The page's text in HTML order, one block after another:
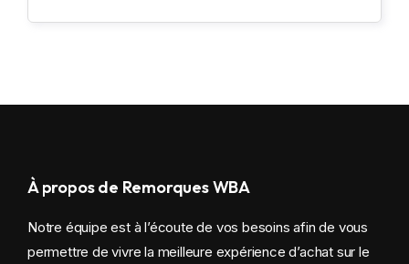
À propos de Remorques WBA
Notre équipe est à l’écoute de vos besoins afin de vous
permettre de vivre la meilleure expérience d’achat sur le